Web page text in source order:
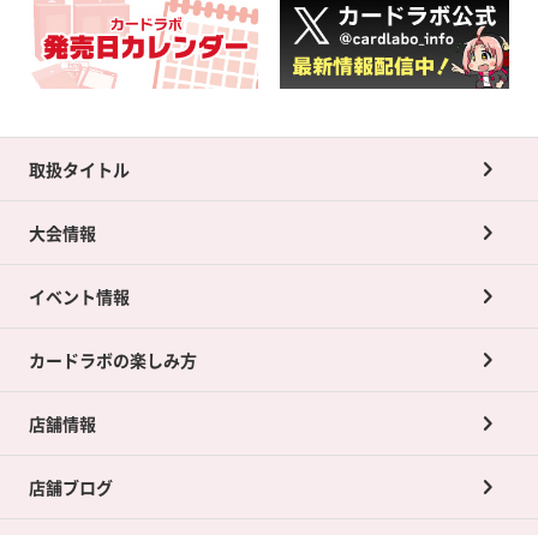
取扱タイトル
大会情報
イベント情報
カードラボの楽しみ方
店舗情報
店舗ブログ